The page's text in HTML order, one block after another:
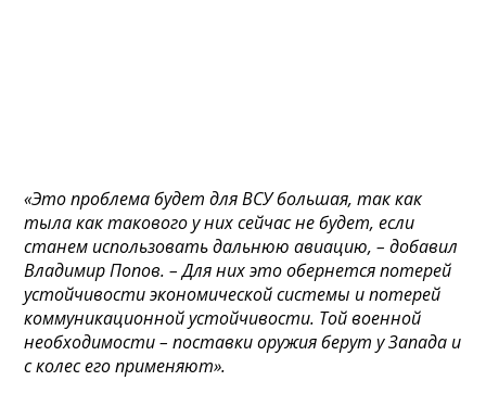
«Это проблема будет для ВСУ большая, так как
тыла как такового у них сейчас не будет, если
станем использовать дальнюю авиацию, – добавил
Владимир Попов. – Для них это обернется потерей
устойчивости экономической системы и потерей
коммуникационной устойчивости. Той военной
необходимости – поставки оружия берут у Запада и
с колес его применяют».